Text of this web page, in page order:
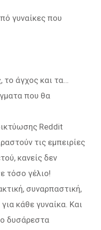
γυναίκες που
το άγχος και τα…
που θα
Reddit
τις εμπειρίες
κανείς δεν
τόσο γέλιο!
συναρπαστική,
κάθε γυναίκα. Και
δυσάρεστα